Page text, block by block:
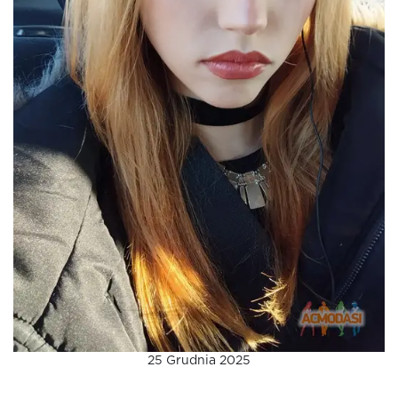
25 Grudnia 2025